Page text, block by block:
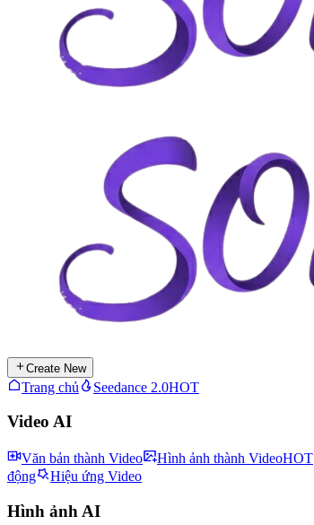
Create New
Trang chủ Seedance 2.0HOT
Video AI
Văn bản thành Video Hình ảnh thành VideoHOT
động
Hiệu ứng Video
Hình ảnh AI